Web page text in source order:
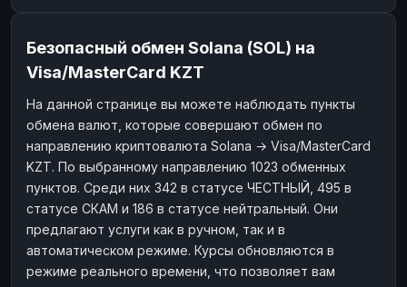
Безопасный обмен Solana (SOL) на
Visa/MasterCard KZT
На данной странице вы можете наблюдать пункты
обмена валют, которые совершают обмен по
направлению криптовалюта Solana → Visa/MasterCard
KZT. По выбранному направлению 1023 обменных
пунктов. Среди них 342 в статусе ЧЕСТНЫЙ, 495 в
статусе СКАМ и 186 в статусе нейтральный. Они
предлагают услуги как в ручном, так и в
автоматическом режиме. Курсы обновляются в
режиме реального времени, что позволяет вам